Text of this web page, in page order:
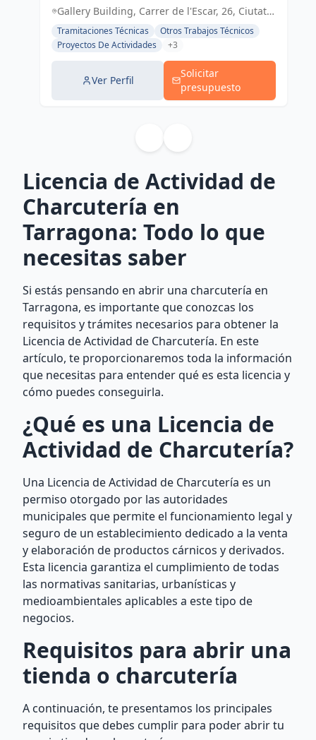
innovador y pasión. Tu visión,
nuestra realidad.
Gallery Building, Carrer de l'Escar, 26, Ciutat
Vella, 08039 Barcelona, España, España
Tramitaciones Técnicas
Otros Trabajos Técnicos
Proyectos De Actividades
+3
Ver Perfil
Solicitar
presupuesto
Licencia de Actividad de
Charcutería en
Tarragona: Todo lo que
necesitas saber
Si estás pensando en abrir una charcutería en
Tarragona, es importante que conozcas los
requisitos y trámites necesarios para obtener la
Licencia de Actividad de Charcutería. En este
artículo, te proporcionaremos toda la información
que necesitas para entender qué es esta licencia y
cómo puedes conseguirla.
¿Qué es una Licencia de
Actividad de Charcutería?
Una Licencia de Actividad de Charcutería es un
permiso otorgado por las autoridades
municipales que permite el funcionamiento legal y
seguro de un establecimiento dedicado a la venta
y elaboración de productos cárnicos y derivados.
Esta licencia garantiza el cumplimiento de todas
las normativas sanitarias, urbanísticas y
medioambientales aplicables a este tipo de
negocios.
Requisitos para abrir una
tienda o charcutería
A continuación, te presentamos los principales
requisitos que debes cumplir para poder abrir tu